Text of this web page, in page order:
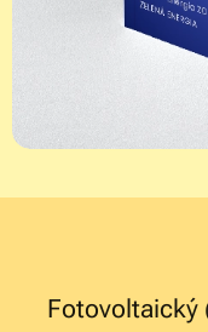
Fotovoltaický